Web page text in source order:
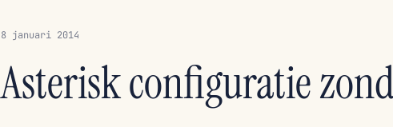
8 januari 2014
Asterisk configuratie